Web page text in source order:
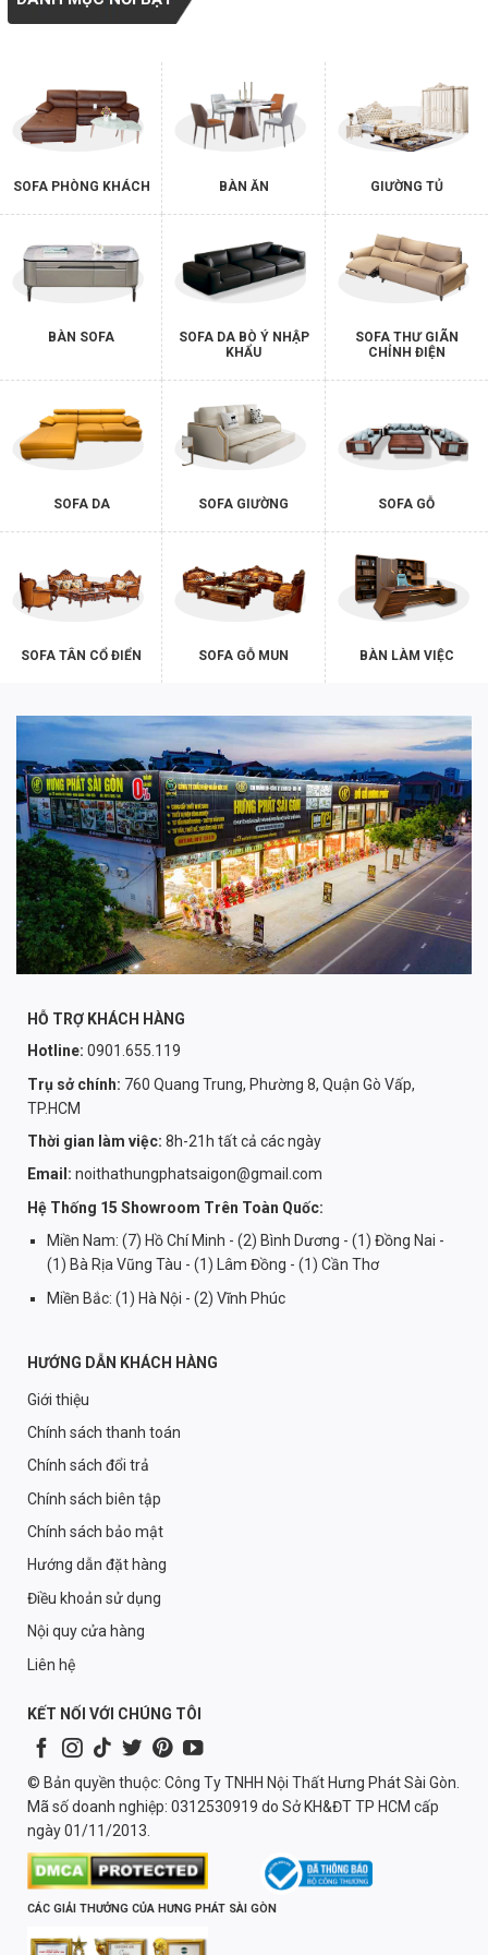
SOFA PHÒNG KHÁCH BÀN ĂN GIƯỜNG TỦ
BÀN SOFA
SOFA DA BÒ Ý NHẬP
KHẨU
SOFA THƯ GIÃN
CHỈNH ĐIỆN
SOFA DA SOFA GIƯỜNG SOFA GỖ
SOFA TÂN CỔ ĐIỂN SOFA GỖ MUN BÀN LÀM VIỆC
HỖ TRỢ KHÁCH HÀNG
Hotline: 0901.655.119
Trụ sở chính: 760 Quang Trung, Phường 8, Quận Gò Vấp,
TP.HCM
Thời gian làm việc: 8h-21h tất cả các ngày
Email: noithathungphatsaigon@gmail.com
Hệ Thống 15 Showroom Trên Toàn Quốc:
Miền Nam: (7) Hồ Chí Minh - (2) Bình Dương - (1) Đồng Nai -
(1) Bà Rịa Vũng Tàu - (1) Lâm Đồng - (1) Cần Thơ
Miền Bắc: (1) Hà Nội - (2) Vĩnh Phúc
HƯỚNG DẪN KHÁCH HÀNG
Giới thiệu
Chính sách thanh toán
Chính sách đổi trả
Chính sách biên tập
Chính sách bảo mật
Hướng dẫn đặt hàng
Điều khoản sử dụng
Nội quy cửa hàng
Liên hệ
KẾT NỐI VỚI CHÚNG TÔI
© Bản quyền thuộc: Công Ty TNHH Nội Thất Hưng Phát Sài Gòn.
Mã số doanh nghiệp: 0312530919 do Sở KH&ĐT TP HCM cấp
ngày 01/11/2013.
CÁC GIẢI THƯỞNG CỦA HƯNG PHÁT SÀI GÒN